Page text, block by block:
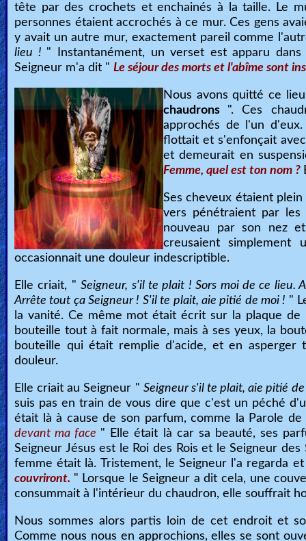
tête par des crochets et enchainés à la taille. Le
personnes étaient accrochés à ce mur. Ces gens
y avait un autre mur, exactement pareil comme
lieu ! " Instantanément, un verset est apparu
Seigneur m'a dit " Le séjour des morts et l'abîme sont
Nous avons quitté ce
chaudrons ". Ces
approchés de l'un
flottait et s'enfonçait
et demeurait en
Femme, quel est ton nom ?
Ses cheveux étaient
vers pénétraient par
nouveau par son nez
creusaient
occasionnait une douleur indescriptible.
Elle criait, "Seigneur, s'il te plait ! Sors moi de ce lieu.
Arrête tout ça Seigneur ! S'il te plait, aie pitié de moi ! "
la vanité. Ce même mot était écrit sur la plaque
bouteille tout à fait normale, mais à ses yeux, la
bouteille qui était remplie d'acide, et en asperger
douleur.
Elle criait au Seigneur " Seigneur s'il te plait, aie pitié
suis pas en train de vous dire que c'est un péché
était là à cause de son parfum, comme la Parole
devant ma face " Elle était là car sa beauté, ses
Seigneur Jésus est le Roi des Rois et le Seigneur
femme était là. Tristement, le Seigneur l'a regarda
couvriront. " Lorsque le Seigneur a dit cela, une
consummait à l'intérieur du chaudron, elle souffrait
Nous sommes alors partis loin de cet endroit et
Comme nous nous en approchions, elles se sont